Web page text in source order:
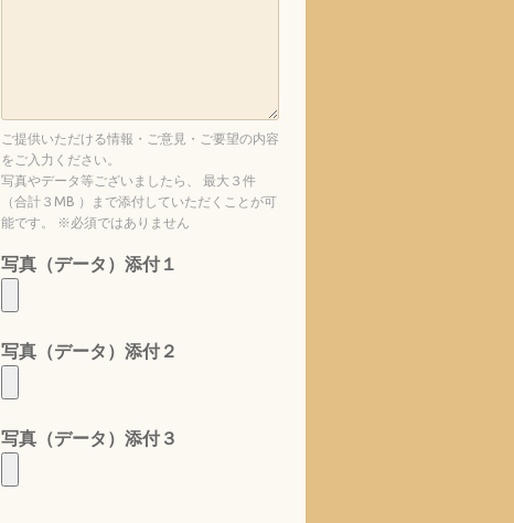
ご提供いただける情報・ご意見・ご要望の内容
をご入力ください。
写真やデータ等ございましたら、 最大３件
（合計３MB ）まで添付していただくことが可
能です。 ※必須ではありません
写真（データ）添付１
写真（データ）添付２
写真（データ）添付３